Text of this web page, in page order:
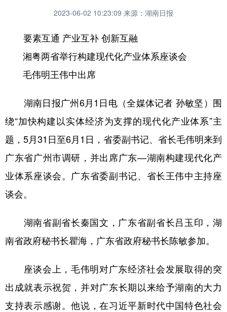
2023-06-02 10:23:09 来源：湖南日报
要素互通 产业互补 创新互融
湘粤两省举行构建现代化产业体系座谈会
毛伟明王伟中出席
湖南日报广州6月1日电（全媒体记者 孙敏坚）围
绕“加快构建以实体经济为支撑的现代化产业体系”主
题，5月31日至6月1日，省委副书记、省长毛伟明来到
广东省广州市调研，并出席广东—湖南构建现代化产
业体系座谈会。广东省委副书记、省长王伟中主持座
谈会。
湖南省副省长秦国文，广东省副省长吕玉印，湖
南省政府秘书长瞿海，广东省政府秘书长陈敏参加。
座谈会上，毛伟明对广东经济社会发展取得的突
出成就表示祝贺，并对广东长期以来给予湖南的大力
支持表示感谢。他说，在习近平新时代中国特色社会